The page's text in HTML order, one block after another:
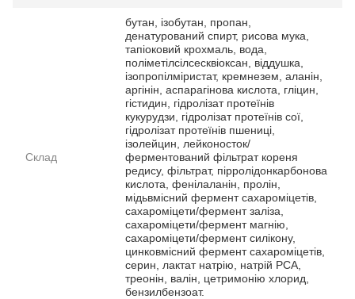
Склад
бутан, ізобутан, пропан,
денатурований спирт, рисова мука,
тапіоковий крохмаль, вода,
поліметілсілсесквіоксан, віддушка,
ізопропілміристат, кремнезем, аланін,
аргінін, аспарагінова кислота, гліцин,
гістидин, гідролізат протеїнів
кукурудзи, гідролізат протеїнів сої,
гідролізат протеїнів пшениці,
ізолейцин, лейконосток/
ферментований фільтрат кореня
редису, фільтрат, пірролідонкарбонова
кислота, фенілаланін, пролін,
мідьвмісний фермент сахароміцетів,
сахароміцети/фермент заліза,
сахароміцети/фермент магнію,
сахароміцети/фермент силікону,
цинковмісний фермент сахароміцетів,
серин, лактат натрію, натрій PCA,
треонін, валін, цетримонію хлорид,
бензилбензоат.